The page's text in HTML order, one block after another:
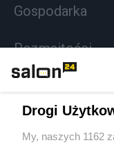
Gospodarka
Rozmaitości
Sport
Drogi
My, naszych 1162